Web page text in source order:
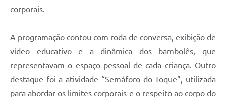
corporais.
A programação contou com roda de conversa, exibição de
vídeo educativo e a dinâmica dos bambolês, que
representavam o espaço pessoal de cada criança. Outro
destaque foi a atividade “Semáforo do Toque”, utilizada
para abordar os limites corporais e o respeito ao corpo do